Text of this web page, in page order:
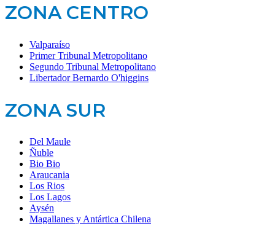
ZONA CENTRO
Valparaíso
Primer Tribunal Metropolitano
Segundo Tribunal Metropolitano
Libertador Bernardo O'higgins
ZONA SUR
Del Maule
Ñuble
Bio Bio
Araucania
Los Rios
Los Lagos
Aysén
Magallanes y Antártica Chilena